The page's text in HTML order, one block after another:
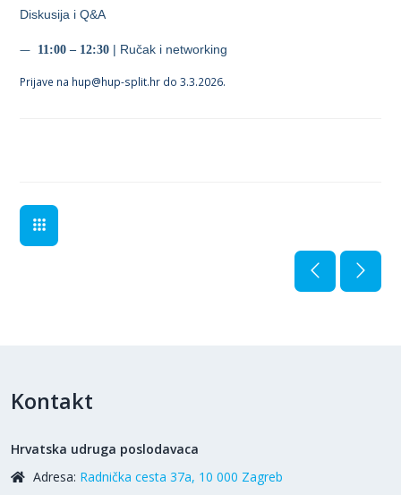
Diskusija i Q&A
11:00 – 12:30 | Ručak i networking
Prijave na hup@hup-split.hr do 3.3.2026.
Kontakt
Hrvatska udruga poslodavaca
Adresa: Radnička cesta 37a, 10 000 Zagreb